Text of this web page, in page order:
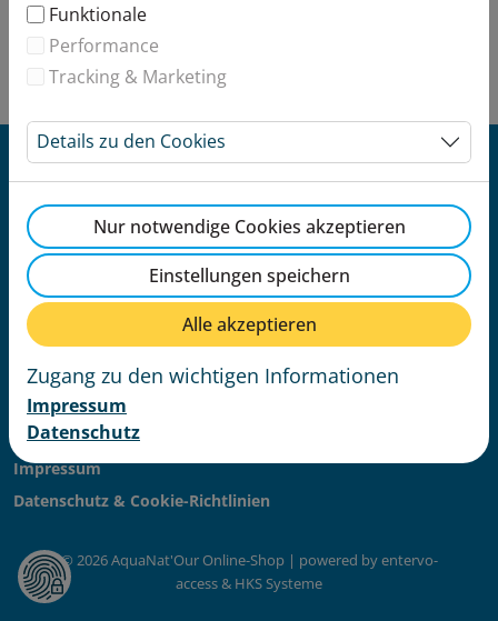
AquaNat'Our Online-Shop
1A Parc
L-9836 Hosingen
+352 24 51 99 00
info@aquanatour.lu
aquanatour.lu
AGB
Impressum
Datenschutz & Cookie-Richtlinien
© 2026 AquaNat'Our Online-Shop | powered by entervo-
access & HKS Systeme
Funktionale
Performance
Tracking & Marketing
Details zu den Cookies
Nur notwendige Cookies akzeptieren
Einstellungen speichern
Alle akzeptieren
Zugang zu den wichtigen Informationen
Impressum
Datenschutz